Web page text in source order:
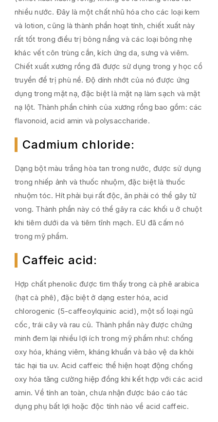
nhiều nước. Đây là một chất nhũ hóa cho các loại kem
và lotion, cũng là thành phần hoạt tính, chiết xuất này
rất tốt trong điều trị bỏng nắng và các loại bỏng nhẹ
khác vết côn trùng cắn, kích ứng da, sưng và viêm.
Chiết xuất xương rồng đã được sử dụng trong y học cổ
truyền để trị phù nề. Độ dính nhớt của nó được ứng
dụng trong mặt nạ, đặc biệt là mặt nạ làm sạch và mặt
nạ lột. Thành phần chính của xương rồng bao gồm: các
flavonoid, acid amin và polysaccharide.
Cadmium chloride:
Dạng bột màu trắng hòa tan trong nước, được sử dụng
trong nhiếp ảnh và thuốc nhuộm, đặc biệt là thuốc
nhuộm tóc. Hít phải bụi rất độc, ăn phải có thể gây tử
vong. Thành phần này có thể gây ra các khối u ở chuột
khi tiêm dưới da và tiêm tĩnh mạch. EU đã cấm nó
trong mỹ phẩm.
Caffeic acid:
Hợp chất phenolic được tìm thấy trong cà phê arabica
(hạt cà phê), đặc biệt ở dạng ester hóa, acid
chlorogenic (5-caffeoylquinic acid), một số loại ngũ
cốc, trái cây và rau củ. Thành phần này được chứng
minh đem lại nhiều lợi ích trong mỹ phẩm như: chống
oxy hóa, kháng viêm, kháng khuẩn và bảo vệ da khỏi
tác hại tia uv. Acid caffeic thể hiện hoạt động chống
oxy hóa tăng cường hiệp đồng khi kết hợp với các acid
amin. Về tính an toàn, chưa nhận được báo cáo tác
dụng phụ bất lợi hoặc độc tính nào về acid caffeic.